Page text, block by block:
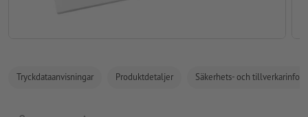
Tryckdataanvisningar Produktdetaljer Säkerhets- och